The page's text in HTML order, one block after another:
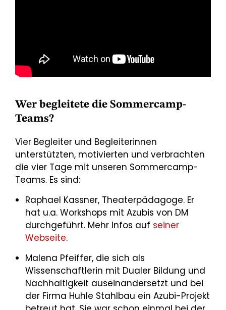
Wer begleitete die Sommercamp-
Teams?
Vier Begleiter und Begleiterinnen
unterstützten, motivierten und verbrachten
die vier Tage mit unseren Sommercamp-
Teams. Es sind:
Raphael Kassner, Theaterpädagoge. Er
hat u.a. Workshops mit Azubis von DM
durchgeführt. Mehr Infos auf seiner
Webseite.
Malena Pfeiffer, die sich als
Wissenschaftlerin mit Dualer Bildung und
Nachhaltigkeit auseinandersetzt und bei
der Firma Huhle Stahlbau ein Azubi-Projekt